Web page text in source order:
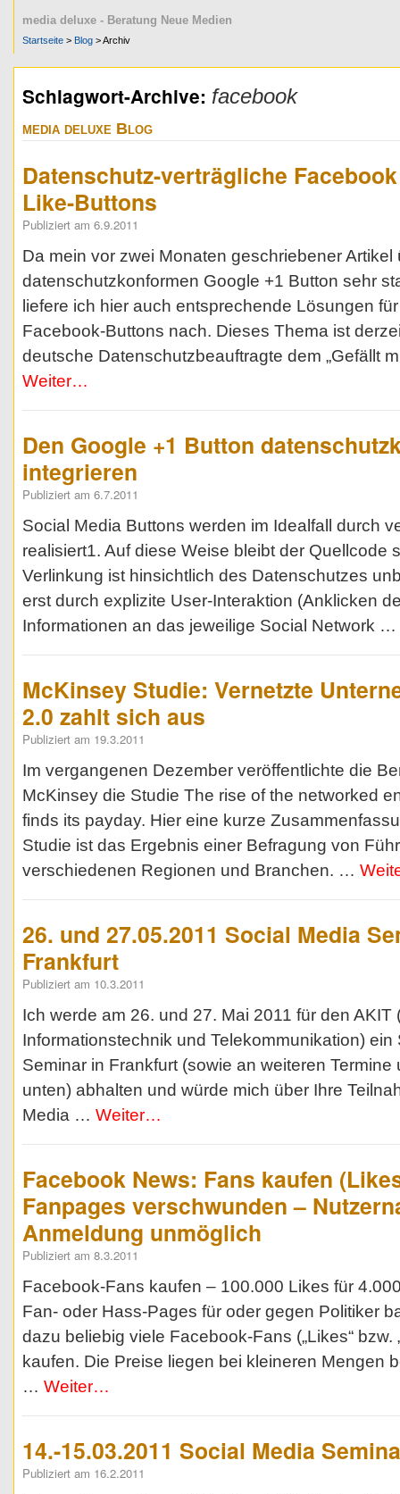
media deluxe - Beratung Neue Medien
Startseite > Blog > Archiv
Schlagwort-Archive: facebook
media deluxe Blog
Datenschutz-verträgliche
Like-Buttons
Publiziert am 6.9.2011
Da mein vor zwei Monaten geschriebener Artikel
datenschutzkonformen Google +1 Button sehr
liefere ich hier auch entsprechende Lösungen
Facebook-Buttons nach. Dieses Thema ist
deutsche Datenschutzbeauftragte dem „Gefällt
Weiter…
Den Google +1 Button
integrieren
Publiziert am 6.7.2011
Social Media Buttons werden im Idealfall durch
realisiert1. Auf diese Weise bleibt der Quellcode
Verlinkung ist hinsichtlich des Datenschutzes
erst durch explizite User-Interaktion (Anklicken
Informationen an das jeweilige Social Network …
McKinsey Studie: Vernetzte
2.0 zahlt sich aus
Publiziert am 19.3.2011
Im vergangenen Dezember veröffentlichte die
McKinsey die Studie The rise of the networked
finds its payday. Hier eine kurze
Studie ist das Ergebnis einer Befragung von
verschiedenen Regionen und Branchen. …
26. und 27.05.2011 Social Media
Frankfurt
Publiziert am 10.3.2011
Ich werde am 26. und 27. Mai 2011 für den AKIT
Informationstechnik und Telekommunikation) ein
Seminar in Frankfurt (sowie an weiteren Termine
unten) abhalten und würde mich über Ihre
Media … Weiter…
Facebook News: Fans kaufen
Fanpages verschwunden –
Anmeldung unmöglich
Publiziert am 8.3.2011
Facebook-Fans kaufen – 100.000 Likes für
Fan- oder Hass-Pages für oder gegen Politiker
dazu beliebig viele Facebook-Fans („Likes“ bzw.
kaufen. Die Preise liegen bei kleineren Mengen
… Weiter…
14.-15.03.2011 Social Media
Publiziert am 16.2.2011